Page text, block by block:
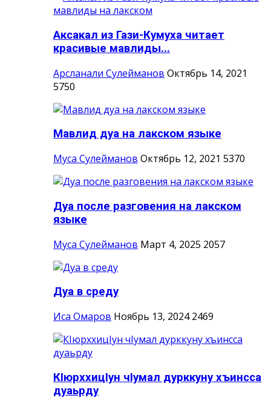
Аксакал из Гази-Кумуха читает
красивые мавлиды...
Арсланали Сулейманов Октябрь 14, 2021
5750
Мавлид дуа на лакском языке
Муса Сулейманов Октябрь 12, 2021 5370
Дуа после разговения на лакском
языке
Муса Сулейманов Март 4, 2025 2057
Дуа в среду
Иса Омаров Ноябрь 13, 2024 2469
КIюрххицIун чIумал дурккуну хъинсса
дуаьрду